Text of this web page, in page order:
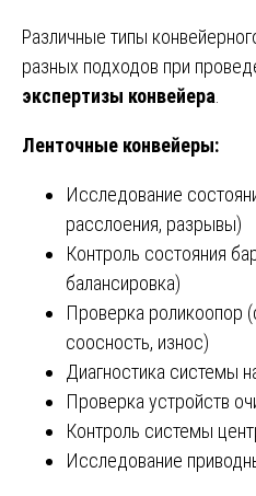
Различные типы
разных подходов при
экспертизы конвейера
Ленточные конвейеры:
Исследование
расслоения, разрывы)
Контроль состояния
балансировка)
Проверка роликоопор
соосность, износ)
Диагностика системы
Проверка устройств
Контроль системы
Исследование